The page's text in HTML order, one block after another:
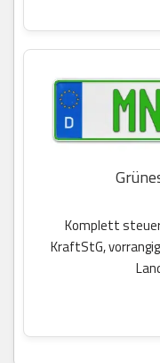
Komplett
KraftStG,